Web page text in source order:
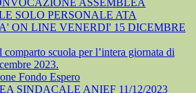
ASSEMBLEA
SOLO PERSONALE ATA
ON LINE VENERDI' 15 DICEMBRE
comparto scuola per l’intera giornata di
2023.
Fondo Espero
SINDACALE ANIEF 11/12/2023